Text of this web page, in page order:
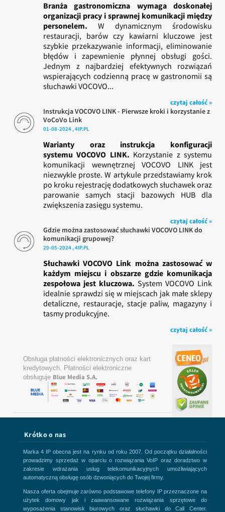
Branża gastronomiczna wymaga doskonałej
organizacji pracy i sprawnej komunikacji między
personelem. W dynamicznym środowisku
restauracji, barów czy kawiarni kluczowe jest
szybkie przekazywanie informacji, eliminowanie
błędów i zapewnienie płynnej obsługi gości.
Jednym z najbardziej efektywnych rozwiązań
wspierających codzienną pracę w gastronomii są
słuchawki VOCOVO...
czytaj całość »
Instrukcja VOCOVO LINK - Pierwsze kroki i korzystanie z
VoCoVo Link
01-08-2024 , 4IP.PL
Warianty oraz instrukcja konfiguracji
systemu VOCOVO LINK. Korzystanie z systemu
komunikacji wewnętrznej VOCOVO LINK jest
niezwykle proste. W artykule przedstawiamy krok
po kroku rejestrację dodatkowych słuchawek oraz
parowanie samych stacji bazowych HUB dla
zwiększenia zasięgu systemu.
czytaj całość »
Gdzie można zastosować słuchawki VOCOVO LINK do
komunikacji grupowej?
20-05-2024 , 4IP.PL
Słuchawki VOCOVO Link można zastosować w
każdym miejscu i obszarze gdzie komunikacja
zespołowa jest kluczowa. System VOCOVO Link
idealnie sprawdzi się w miejscach jak małe sklepy
detaliczne, restauracje, stacje paliw, magazyny i
tasmy produkcyjne.
czytaj całość »
Obsługa płatności elektronicznych oraz kart
kredytowych. Płatności elektroniczne
obsługuje Blue Media S.A.
Krótko o nas
Marka 4 IP obecna jest na rynku od roku 2007. Od początku działalności
prowadzimy sprzedaż w oparciu o rozwiązania VoIP oraz doradztwo w
zakresie wdrażania usług telekomunikacyjnych umożliwiających
automatyczną obsługę osób dzwoniących do Twojej firmy.
Nasza oferta obejmuje zarówno podstawowe telefony IP przeznaczone na
użytek domowy jak i zaawansowane rozwiązania sprzętowe do
wyposażenia stanowisk biurowych oraz słuchawki do Call Center.